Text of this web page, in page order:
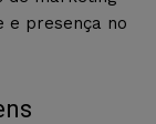
e presença no